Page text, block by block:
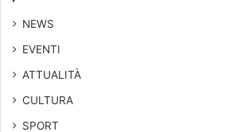
NEWS
EVENTI
ATTUALITÀ
CULTURA
SPORT